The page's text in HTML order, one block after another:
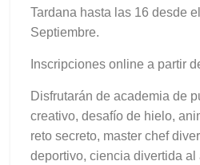
Tardana hasta las 16 desde
Septiembre.
Inscripciones online a partir
Disfrutarán de academia de
creativo, desafío de hielo,
reto secreto, master chef
deportivo, ciencia divertida al